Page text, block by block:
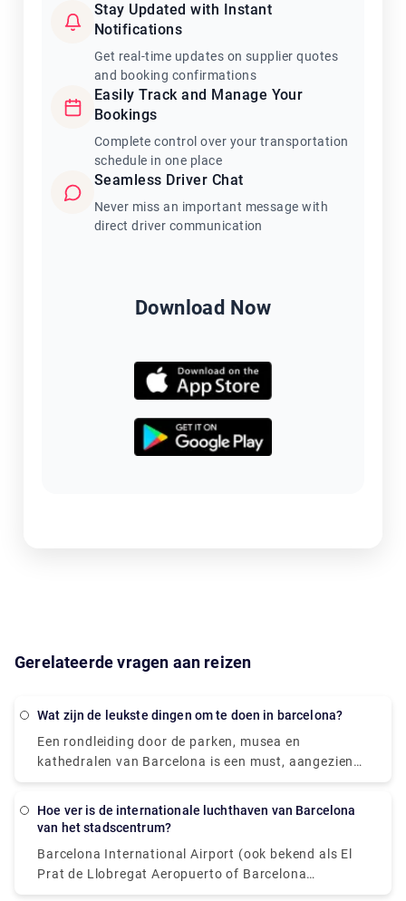
Stay Updated with Instant
Notifications
Get real-time updates on supplier quotes
and booking confirmations
Easily Track and Manage Your
Bookings
Complete control over your transportation
schedule in one place
Seamless Driver Chat
Never miss an important message with
direct driver communication
Download Now
Gerelateerde vragen aan reizen
Wat zijn de leukste dingen om te doen in barcelona?
Een rondleiding door de parken, musea en
kathedralen van Barcelona is een must, aangezien
de stad een aantal van de meest unieke en
Rondleidingen door de kleurrijke gebouwen van
en Park Güell, zullen je dag goed beginnen. Pak een
hapje op de levendige Boqueria-markt, leun
Hoe ver is de internationale luchthaven van Barcelona
van het stadscentrum?
Barcelona International Airport (ook bekend als El
Prat de Llobregat Aeropuerto of Barcelona
Aeroport) ligt 13 kilometer ten zuiden van het